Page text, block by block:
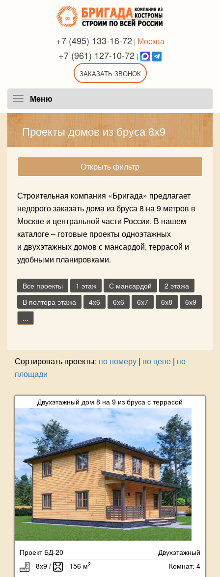
+7 (495) 133-16-72 | Москва
+7 (961) 127-10-72 |
ЗАКАЗАТЬ ЗВОНОК
Меню
Проекты домов из бруса 8х9
Открыть фильтр
Строительная компания «Бригада» предлагает
недорого заказать дома из бруса 8 на 9 метров в
Москве и центральной части России. В нашем
каталоге – готовые проекты одноэтажных
и двухэтажных домов с мансардой, террасой и
удобными планировками.
Все проекты 1 этаж С мансардой
2 этажа
В полтора этажа
4х6 6х6 6х7 6х8
6х9
...
Сортировать проекты: по номеру | по цене | по
площади
Двухэтажный дом 8 на 9 из бруса с террасой
Проект БД-20
Двухэтажный
- 8х9 /
- 156 м2 Комнат: 4